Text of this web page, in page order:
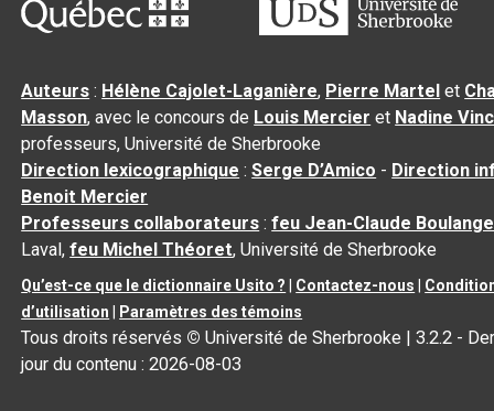
Auteurs : Hélène Cajolet-Laganière, Pierre Martel et
Masson, avec le concours de Louis Mercier et Nadine
professeurs, Université de Sherbrooke
Direction lexicographique :Serge D’Amico - Direction
Benoit Mercier
Professeurs collaborateurs :feu Jean-Claude
Laval,feu Michel Théoret, Université de Sherbrooke
Qu’est-ce que le dictionnaire Usito ? Contactez-nous
d’utilisation
Paramètres des témoins
Tous droits réservés © Université de Sherbrooke |3.2.2 -
jour du contenu :2026-08-03